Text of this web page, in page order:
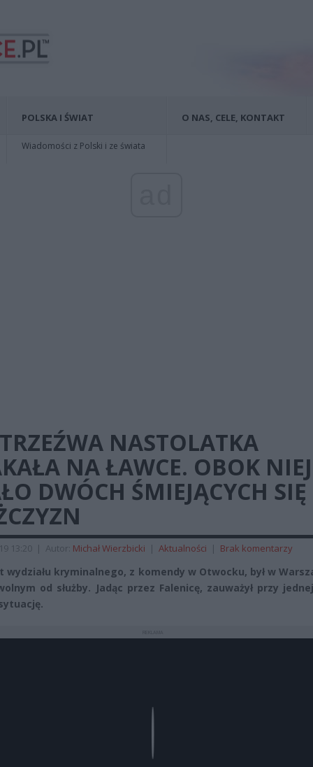
POLSKA I ŚWIAT
Wiadomości z Polski i ze świata
O NAS, CELE, KONTAKT
NASTOLATKA
NA ŁAWCE. OBOK NIEJ
DWÓCH ŚMIEJĄCYCH SIĘ
13:20 | Autor: Michał Wierzbicki | Aktualności | Brak komentarzy
wydziału kryminalnego, z komendy w Otwocku, był w
od służby. Jadąc przez Falenicę, zauważył przy